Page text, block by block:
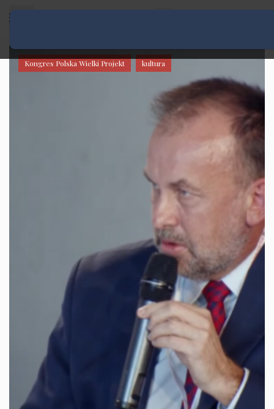
Kongres Polska Wielki Projekt kultura